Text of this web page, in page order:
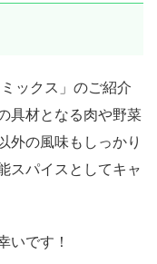
ックス」のご紹介
具材となる肉や野菜
外の風味もしっかり
スパイスとしてキャ
いです！